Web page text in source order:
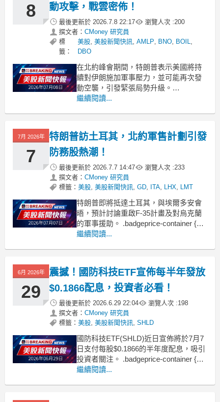
8
動攻擊，戰雲密佈！
最後更新於 2026.7.8 22:17 瀏覽人次 :200
撰文者： CMoney 研究員
標
籤：
美股,美股新聞快訊,AMLP, BNO, BOIL,
DBO
在北約峰會期間，特朗普表示美國將持
續對伊朗施加軍事壓力，並可能再次發
動空襲，引發緊張局勢升級。
.badgeprice-container {
gap: 1rem !important;
繼續閱讀...
7月 2026年
7
特朗普訪土耳其，北約軍售計劃引發
防務股熱潮！
最後更新於 2026.7.7 14:47 瀏覽人次 :233
撰文者： CMoney 研究員
標籤： 美股, 美股新聞快訊, GD, ITA, LHX, LMT
特朗普即將抵達土耳其，與埃爾多安會
晤，預計討論重啟F-35計畫及對烏克蘭
的軍事援助。 .badgeprice-container {
display: flex !important;
flex-wra
繼續閱讀...
6月 2026年
29
震撼！國防科技ETF宣佈每半年發放
$0.1866配息，投資者必看！
最後更新於 2026.6.29 22:04 瀏覽人次 :198
撰文者： CMoney 研究員
標籤： 美股, 美股新聞快訊, SHLD
國防科技ETF(SHLD)近日宣佈將於7月7
日支付每股$0.1866的半年度配息，吸引
投資者關注。 .badgeprice-container {
display: flex !important;
f
繼續閱讀...